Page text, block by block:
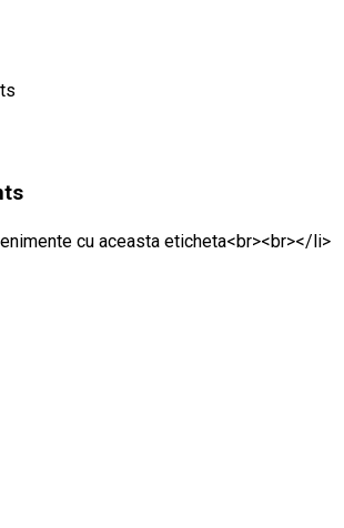
cu aceasta eticheta<br><br></li>